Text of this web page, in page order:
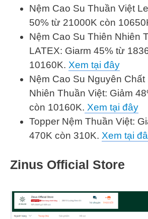
Nệm Cao Su Thuần Việt
50% từ 21000K còn
Nệm Cao Su Thiên Nhiên
LATEX: Giarm 45% từ
10160K. Xem tại đây
Nệm Cao Su Nguyên Chất
Nhiên Thuần Việt: Giảm
còn 10160K. Xem tại đây
Topper Nệm Thuần Việt:
470K còn 310K. Xem tại
Zinus Official Store